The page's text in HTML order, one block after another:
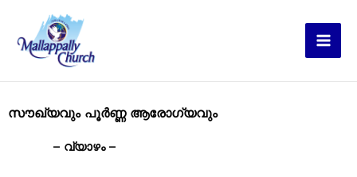
content
സൗഖ്യവും പൂർണ്ണ ആരോഗ്യവും
– വ്യാഴം –